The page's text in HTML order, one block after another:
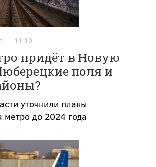
— 11:10
придёт в Новую
поля и
уточнили планы
метро до 2024 года